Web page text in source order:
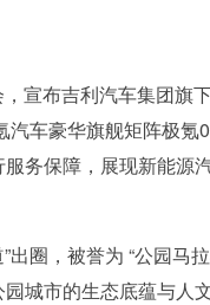
宣布吉利汽车集团旗
车豪华旗舰矩阵极
务保障，展现新能源
出圈，被誉为 “公园
城市的生态底蕴与人